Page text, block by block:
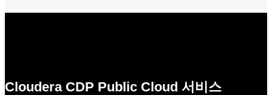
Cloudera CDP Public Cloud 서비스